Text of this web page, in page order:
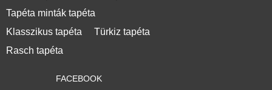
Tapéta minták tapéta
Klasszikus tapéta
Türkiz tapéta
Rasch tapéta
FACEBOOK